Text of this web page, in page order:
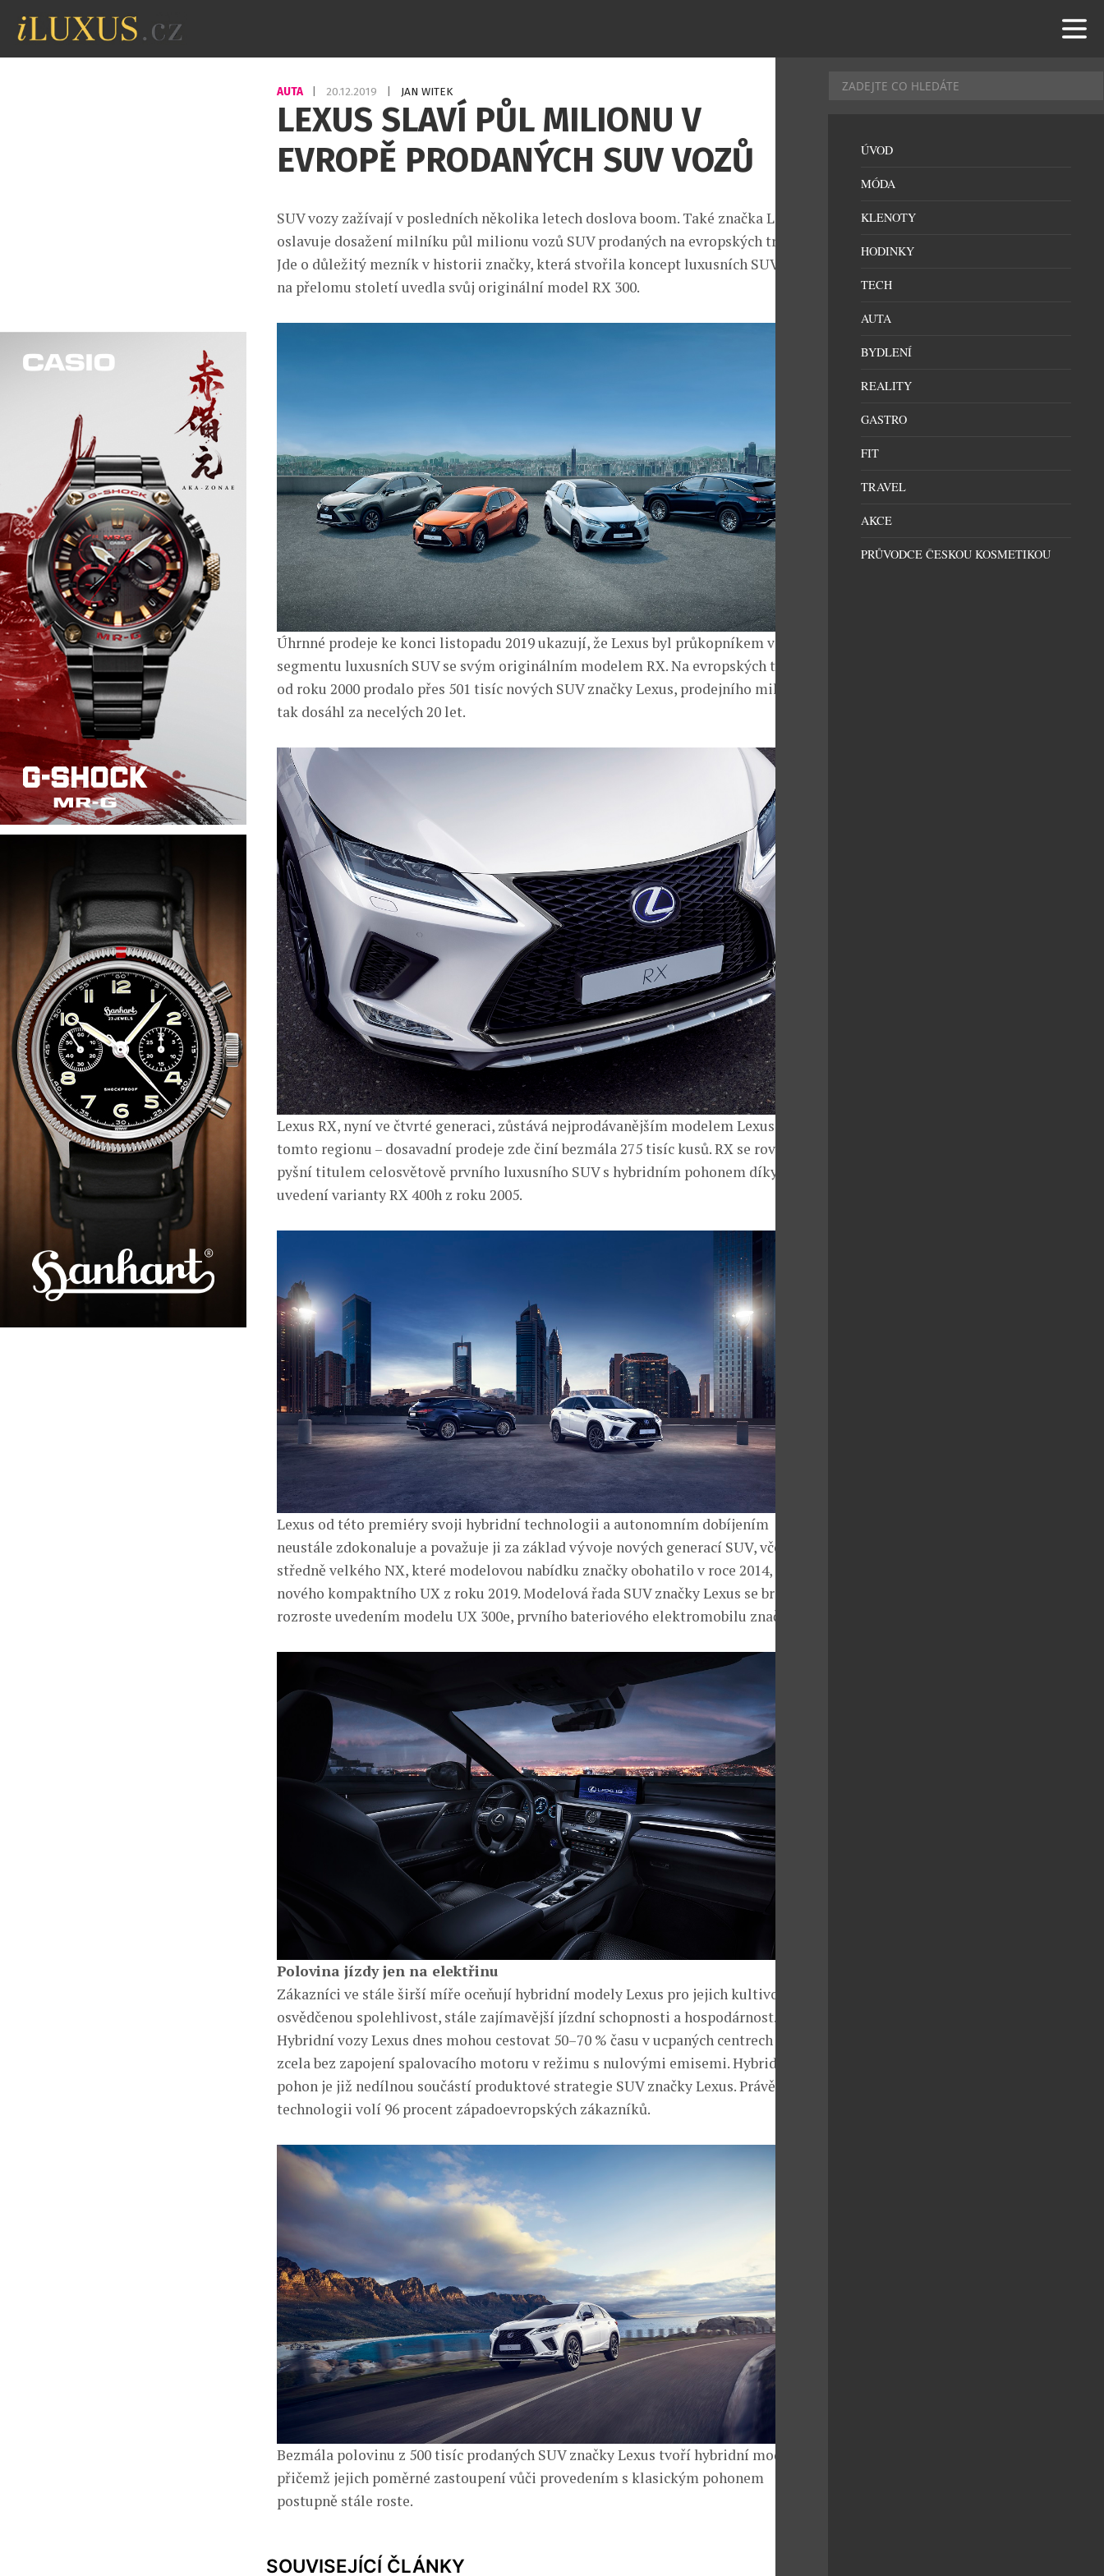
AUTA 20.12.2019 JAN WITEK
LEXUS SLAVÍ PŮL MILIONU V
EVROPĚ PRODANÝCH SUV VOZŮ
SUV vozy zažívají v posledních několika letech doslova boom. Také značka Lexus
oslavuje dosažení milníku půl milionu vozů SUV prodaných na evropských trzích.
Jde o důležitý mezník v historii značky, která stvořila koncept luxusních SUV, když
na přelomu století uvedla svůj originální model RX 300.
Úhrnné prodeje ke konci listopadu 2019 ukazují, že Lexus byl průkopníkem v
segmentu luxusních SUV se svým originálním modelem RX. Na evropských trzích se
od roku 2000 prodalo přes 501 tisíc nových SUV značky Lexus, prodejního milníku
tak dosáhl za necelých 20 let.
Lexus RX, nyní ve čtvrté generaci, zůstává nejprodávanějším modelem Lexus v
tomto regionu – dosavadní prodeje zde činí bezmála 275 tisíc kusů. RX se rovněž
pyšní titulem celosvětově prvního luxusního SUV s hybridním pohonem díky
uvedení varianty RX 400h z roku 2005.
Lexus od této premiéry svoji hybridní technologii a autonomním dobíjením
neustále zdokonaluje a považuje ji za základ vývoje nových generací SUV, včetně
středně velkého NX, které modelovou nabídku značky obohatilo v roce 2014, resp.
nového kompaktního UX z roku 2019. Modelová řada SUV značky Lexus se brzy
rozroste uvedením modelu UX 300e, prvního bateriového elektromobilu značky.
Polovina jízdy jen na elektřinu
Zákazníci ve stále širší míře oceňují hybridní modely Lexus pro jejich kultivovanost,
osvědčenou spolehlivost, stále zajímavější jízdní schopnosti a hospodárnost.
Hybridní vozy Lexus dnes mohou cestovat 50–70 % času v ucpaných centrech měst
zcela bez zapojení spalovacího motoru v režimu s nulovými emisemi. Hybridní
pohon je již nedílnou součástí produktové strategie SUV značky Lexus. Právě tuhle
technologii volí 96 procent západoevropských zákazníků.
Bezmála polovinu z 500 tisíc prodaných SUV značky Lexus tvoří hybridní modely,
přičemž jejich poměrné zastoupení vůči provedením s klasickým pohonem
postupně stále roste.
SOUVISEJÍCÍ ČLÁNKY
ÚVOD
MÓDA
KLENOTY
HODINKY
TECH
AUTA
BYDLENÍ
REALITY
GASTRO
FIT
TRAVEL
AKCE
PRŮVODCE ČESKOU KOSMETIKOU